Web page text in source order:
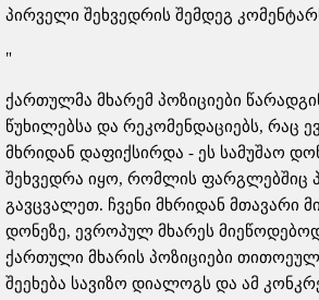
პირველი შეხვედრის შემდეგ
"
ქართულმა მხარემ პოზიციები
წუხილებსა და რეკომენდაციებს, რაც
მხრიდან დაფიქსირდა - ეს სამუშაო
შეხვედრა იყო, რომლის ფარგლებშიც
გავცვალეთ. ჩვენი მხრიდან მთავარი
დონეზე, ევროპულ მხარეს
ქართული მხარის პოზიციები თითოეულ
შეეხება სავიზო დიალოგს და ამ